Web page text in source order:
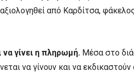
από Καρδίτσα,
γίνει η πληρωμή. Μέσα στο
να γίνουν και να εκδικαστούν